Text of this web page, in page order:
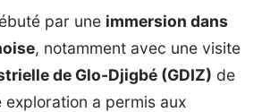
par une immersion dans
, notamment avec une visite
de Glo-Djigbé (GDIZ) de
exploration a permis aux